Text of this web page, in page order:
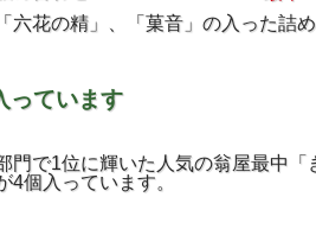
六花の精」、「菓音」の入った
っています
門で1位に輝いた人気の翁屋最中
4個入っています。